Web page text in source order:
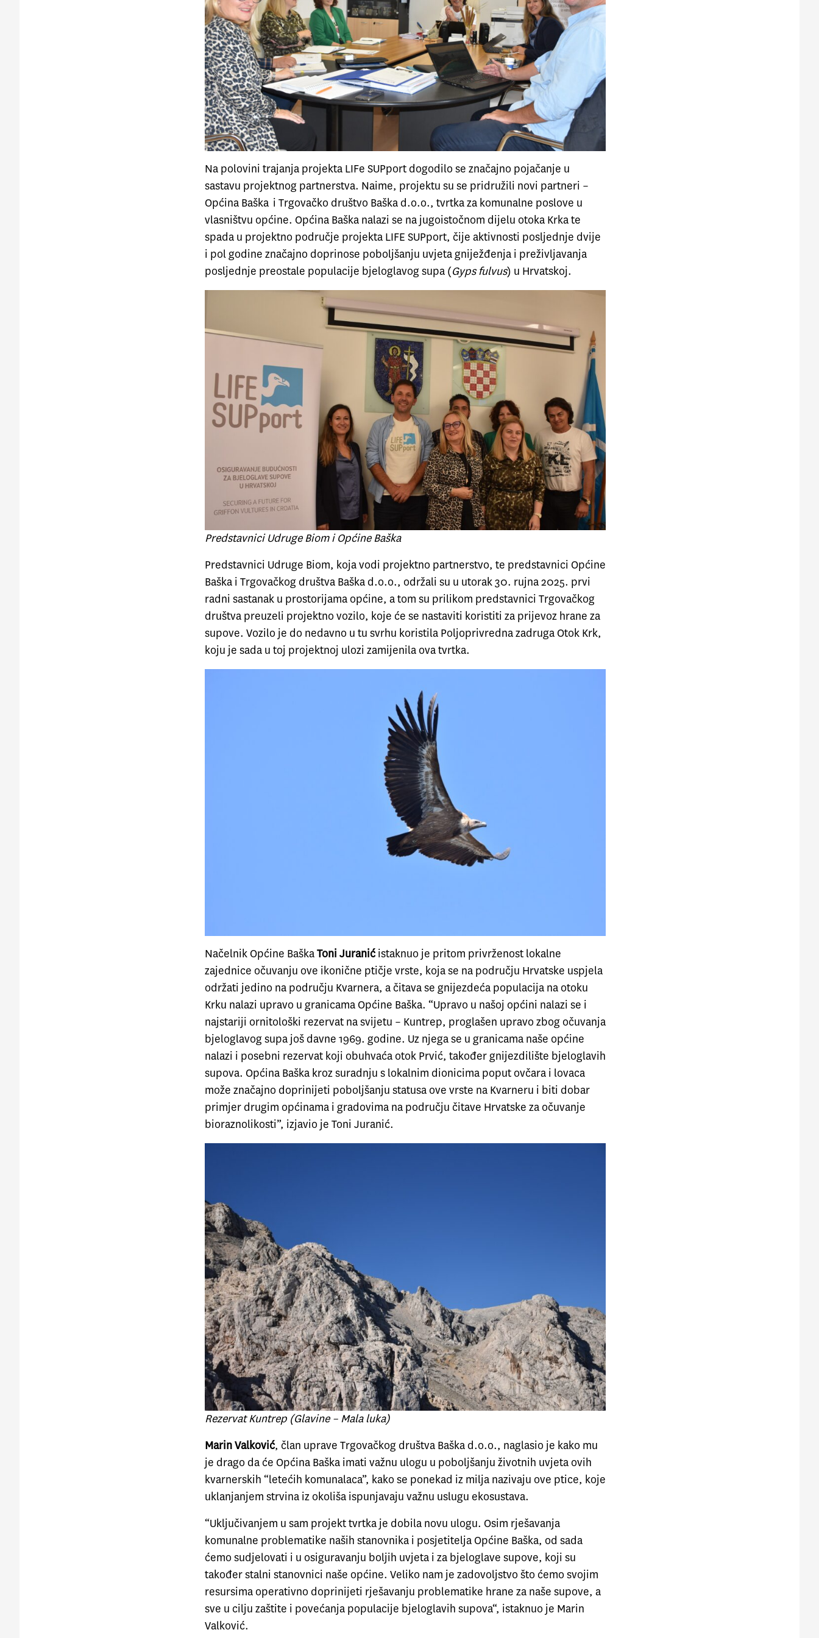
Na polovini trajanja projekta LIFe SUPport dogodilo se značajno pojačanje u
sastavu projektnog partnerstva. Naime, projektu su se pridružili novi partneri –
Općina Baška i Trgovačko društvo Baška d.o.o., tvrtka za komunalne poslove u
vlasništvu općine. Općina Baška nalazi se na jugoistočnom dijelu otoka Krka te
spada u projektno područje projekta LIFE SUPport, čije aktivnosti posljednje dvije
i pol godine značajno doprinose poboljšanju uvjeta gniježđenja i preživljavanja
posljednje preostale populacije bjeloglavog supa (Gyps fulvus) u Hrvatskoj.
Predstavnici Udruge Biom i Općine Baška
Predstavnici Udruge Biom, koja vodi projektno partnerstvo, te predstavnici Općine
Baška i Trgovačkog društva Baška d.o.o., održali su u utorak 30. rujna 2025. prvi
radni sastanak u prostorijama općine, a tom su prilikom predstavnici Trgovačkog
društva preuzeli projektno vozilo, koje će se nastaviti koristiti za prijevoz hrane za
supove. Vozilo je do nedavno u tu svrhu koristila Poljoprivredna zadruga Otok Krk,
koju je sada u toj projektnoj ulozi zamijenila ova tvrtka.
Načelnik Općine BaškaToni Juranić istaknuo je pritom privrženost lokalne
zajednice očuvanju ove ikonične ptičje vrste, koja se na području Hrvatske uspjela
održati jedino na području Kvarnera, a čitava se gnijezdeća populacija na otoku
Krku nalazi upravo u granicama Općine Baška. “Upravo u našoj općini nalazi se i
najstariji ornitološki rezervat na svijetu – Kuntrep, proglašen upravo zbog očuvanja
bjeloglavog supa još davne 1969. godine. Uz njega se u granicama naše općine
nalazi i posebni rezervat koji obuhvaća otok Prvić, također gnijezdilište bjeloglavih
supova. Općina Baška kroz suradnju s lokalnim dionicima poput ovčara i lovaca
može značajno doprinijeti poboljšanju statusa ove vrste na Kvarneru i biti dobar
primjer drugim općinama i gradovima na području čitave Hrvatske za očuvanje
bioraznolikosti”, izjavio je Toni Juranić.
Rezervat Kuntrep (Glavine – Mala luka)
Marin Valković, član uprave Trgovačkog društva Baška d.o.o., naglasio je kako mu
je drago da će Općina Baška imati važnu ulogu u poboljšanju životnih uvjeta ovih
kvarnerskih “letećih komunalaca”, kako se ponekad iz milja nazivaju ove ptice, koje
uklanjanjem strvina iz okoliša ispunjavaju važnu uslugu ekosustava.
“Uključivanjem u sam projekt tvrtka je dobila novu ulogu. Osim rješavanja
komunalne problematike naših stanovnika i posjetitelja Općine Baška, od sada
ćemo sudjelovati i u osiguravanju boljih uvjeta i za bjeloglave supove, koji su
također stalni stanovnici naše općine. Veliko nam je zadovoljstvo što ćemo svojim
resursima operativno doprinijeti rješavanju problematike hrane za naše supove, a
sve u cilju zaštite i povećanja populacije bjeloglavih supova“, istaknuo je Marin
Valković.